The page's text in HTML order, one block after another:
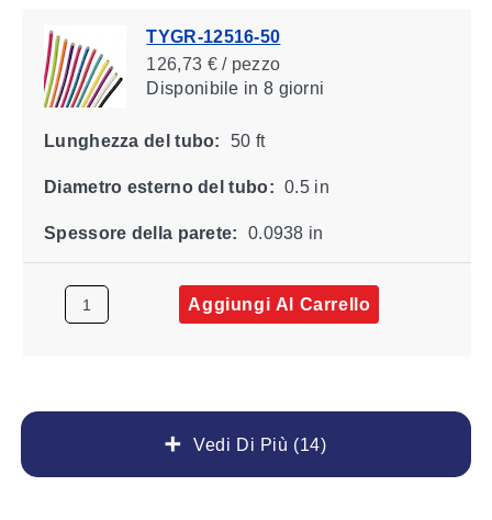
Vedi Di Più (14)
TYGR-12516-50
126,73 € / pezzo
Disponibile in 8 giorni
Lunghezza del tubo: 50 ft
Diametro esterno del tubo: 0.5 in
Spessore della parete: 0.0938 in
Aggiungi Al Carrello